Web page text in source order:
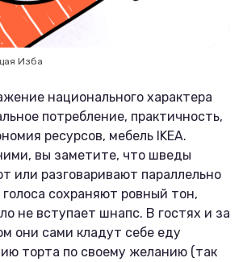
Изба
национального характера
потребление, практичность,
ресурсов, мебель IKEA.
вы заметите, что шведы
или разговаривают параллельно
сохраняют ровный тон,
не вступает шнапс. В гостях и за
они сами кладут себе еду
торта по своему желанию (так